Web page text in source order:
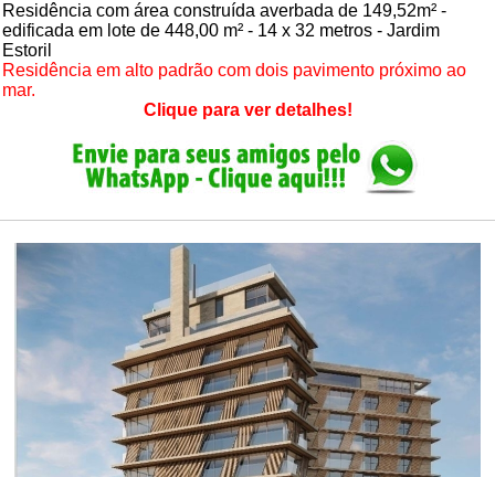
Residência com área construída averbada de 149,52m² -
edificada em lote de 448,00 m² - 14 x 32 metros - Jardim
Estoril
Residência em alto padrão com dois pavimento próximo ao
mar.
Clique para ver detalhes!